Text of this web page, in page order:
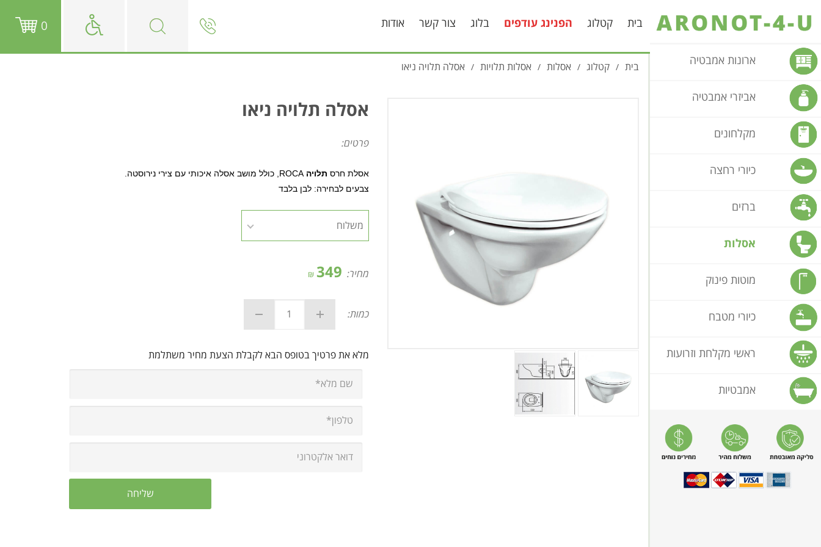
ארונות אמבטיה
אביזרי אמבטיה
מקלחונים
כיורי רחצה
ברזים
אסלות
מוטות פינוק
כיורי מטבח
ראשי מקלחת וזרועות
אמבטיות
בית קטלוג הפנינג עודפים בלוג צור קשר אודות 0
בית / קטלוג / אסלות / אסלות תלויות / אסלה תלויה ניאו
אסלה תלויה ניאו
פרטים:
אסלת חרס תלויה ROCA , כולל מושב אסלה איכותי עם צירי נירוסטה.
צבעים לבחירה: לבן בלבד
מחיר: 349
₪
כמות:
מלא את פרטיך בטופס הבא לקבלת הצעת מחיר משתלמת